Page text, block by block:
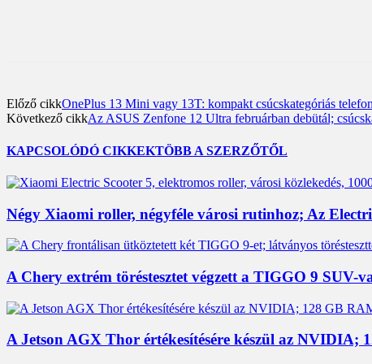
Előző cikkOnePlus 13 Mini vagy 13T: kompakt csúcskategóriás
Következő cikkAz ASUS Zenfone 12 Ultra februárban debütál;
KAPCSOLÓDÓ CIKKEKTÖBB A SZERZŐTŐL
Négy Xiaomi roller, négyféle városi rutinhoz; Az
A Chery extrém töréstesztet végzett a TIGGO 9
A Jetson AGX Thor értékesítésére készül az